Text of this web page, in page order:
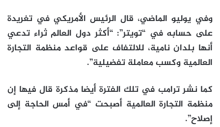
وفي يوليو الماضي، قال الرئيس الأمريكي في تغريدة
على حسابه في “تويتر”: “أكثر دول العالم ثراء تدعي
أنها بلدان نامية، للالتفاف على قواعد منظمة التجارة
العالمية وكسب معاملة تفضيلية”.
كما نشر ترامب في تلك الفترة أيضا مذكرة قال فيها إن
منظمة التجارة العالمية أصبحت “في أمس الحاجة إلى
إصلاح”.